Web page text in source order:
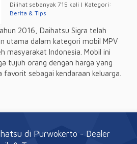
Dilihat sebanyak 715 kali | Kategori:
Berita & Tips
2016, Daihatsu Sigra telah
utama dalam kategori mobil MPV
masyarakat Indonesia. Mobil ini
tujuh orang dengan harga yang
sebagai kendaraan keluarga.
di Purwokerto - Dealer